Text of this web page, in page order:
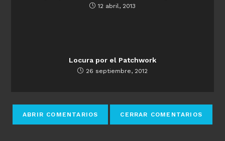
12 abril, 2013
Locura por el Patchwork
26 septiembre, 2012